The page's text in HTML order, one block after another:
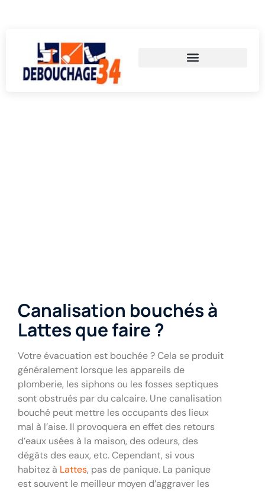
Canalisation bouchés à
Lattes que faire ?
Votre évacuation est bouchée ? Cela se produit
généralement lorsque les appareils de
plomberie, les siphons ou les fosses septiques
sont obstrués par du calcaire. Une canalisation
bouché peut mettre les occupants des lieux
mal à l’aise. Il provoquera en effet des retours
d’eaux usées à la maison, des odeurs, des
dégâts des eaux, etc. Cependant, si vous
habitez à Lattes, pas de panique. La panique
est souvent le meilleur moyen d’aggraver les